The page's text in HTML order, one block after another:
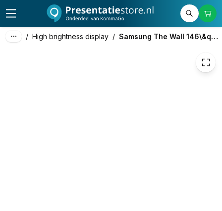
/ High brightness display / Samsung The Wall 146\&quot; 2K
80.000,00 excl. btw
96.800,00 incl. btw